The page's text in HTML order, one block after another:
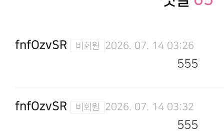
fnfOzvSR 2026. 07. 14 03:26
555
fnfOzvSR 2026. 07. 14 03:32
555